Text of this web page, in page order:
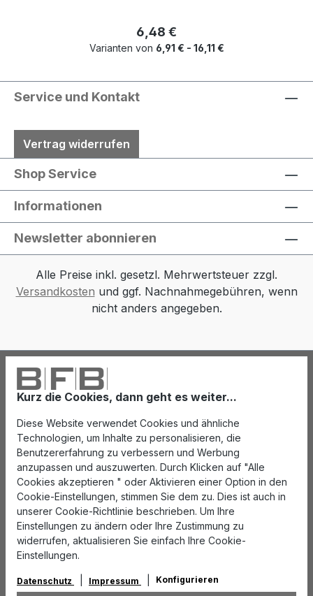
Kurz die Cookies, dann geht es weiter...
Diese Website verwendet Cookies und ähnliche
Technologien, um Inhalte zu personalisieren, die
Benutzererfahrung zu verbessern und Werbung
anzupassen und auszuwerten. Durch Klicken auf "Alle
Cookies akzeptieren " oder Aktivieren einer Option in den
Cookie-Einstellungen, stimmen Sie dem zu. Dies ist auch in
unserer Cookie-Richtlinie beschrieben. Um Ihre
Einstellungen zu ändern oder Ihre Zustimmung zu
widerrufen, aktualisieren Sie einfach Ihre Cookie-
Einstellungen.
Datenschutz Impressum Konfigurieren
Regulärer Preis:
6,48 €
Varianten von 6,91 € - 16,11 €
Service und Kontakt
Vertrag widerrufen
Shop Service
Informationen
Newsletter abonnieren
Alle Preise inkl. gesetzl. Mehrwertsteuer zzgl.
Versandkosten und ggf. Nachnahmegebühren, wenn
nicht anders angegeben.